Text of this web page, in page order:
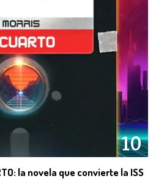
10
la novela que convierte la ISS